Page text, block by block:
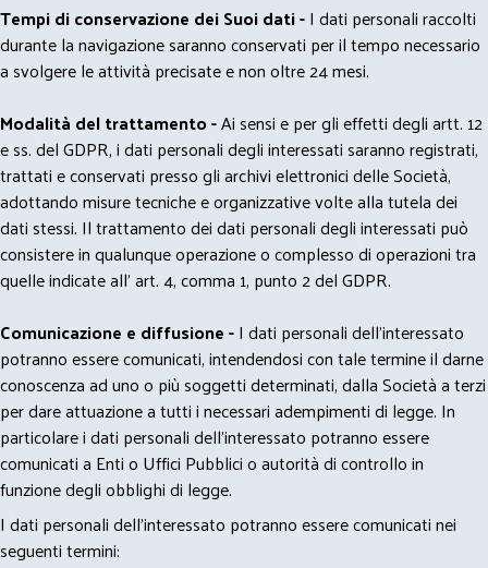
Tempi di conservazione dei Suoi dati -I dati personali raccolti
durante la navigazione saranno conservati per il tempo necessario
a svolgere le attività precisate e non oltre 24 mesi.
Modalità del trattamento -Ai sensi e per gli effetti degli artt. 12
e ss. del GDPR, i dati personali degli interessati saranno registrati,
trattati e conservati presso gli archivi elettronici delle Società,
adottando misure tecniche e organizzative volte alla tutela dei
dati stessi. Il trattamento dei dati personali degli interessati può
consistere in qualunque operazione o complesso di operazioni tra
quelle indicate all' art. 4, comma 1, punto 2 del GDPR.
Comunicazione e diffusione -I dati personali dell’interessato
potranno essere comunicati, intendendosi con tale termine il darne
conoscenza ad uno o più soggetti determinati, dalla Società a terzi
per dare attuazione a tutti i necessari adempimenti di legge. In
particolare i dati personali dell’interessato potranno essere
comunicati a Enti o Uffici Pubblici o autorità di controllo in
funzione degli obblighi di legge.
I dati personali dell’interessato potranno essere comunicati nei
seguenti termini: